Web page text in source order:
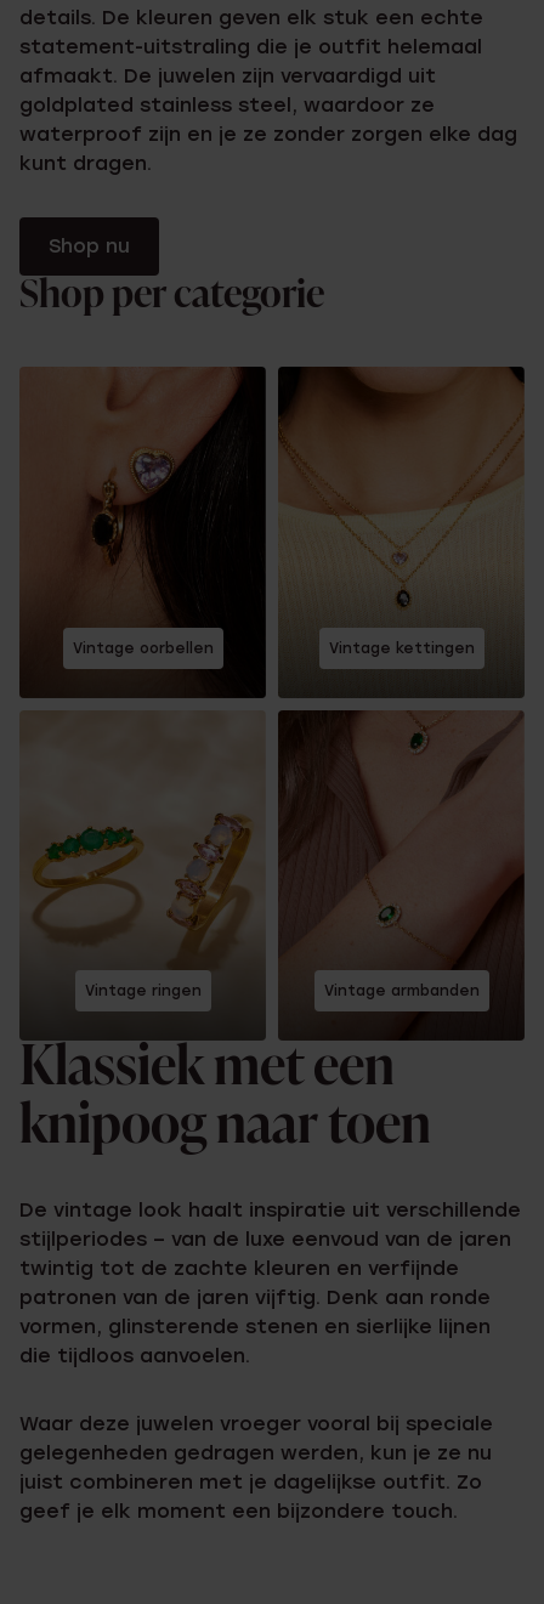
details. De kleuren geven elk stuk een echte
statement-uitstraling die je outfit helemaal
afmaakt. De juwelen zijn vervaardigd uit
goldplated stainless steel, waardoor ze
waterproof zijn en je ze zonder zorgen elke dag
kunt dragen.
Shop nu
Shop per categorie
Vintage oorbellen Vintage kettingen
Vintage ringen Vintage armbanden
Klassiek met een
knipoog naar toen
De vintage look haalt inspiratie uit verschillende
stijlperiodes – van de luxe eenvoud van de jaren
twintig tot de zachte kleuren en verfijnde
patronen van de jaren vijftig. Denk aan ronde
vormen, glinsterende stenen en sierlijke lijnen
die tijdloos aanvoelen.
Waar deze juwelen vroeger vooral bij speciale
gelegenheden gedragen werden, kun je ze nu
juist combineren met je dagelijkse outfit. Zo
geef je elk moment een bijzondere touch.